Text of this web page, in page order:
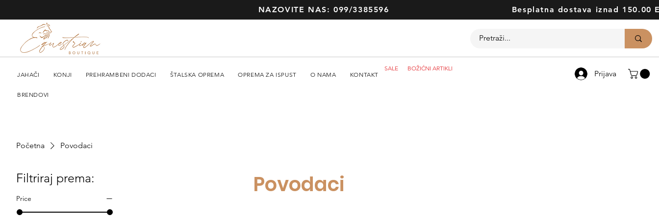
NAZOVITE NAS: 099/3385596 Besplatna dostava iznad 150.00
JAHAČI KONJI PREHRAMBENI DODACI ŠTALSKA OPREMA OPREMA ZA ISPUST O NAMA KONTAKT
BRENDOVI
SALE BOŽIĆNI ARTIKLI
Prijava
Početna Povodaci
Filtriraj prema:
Price
Povodaci